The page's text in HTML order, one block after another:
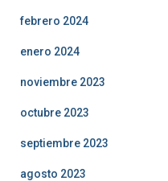
febrero 2024
enero 2024
noviembre 2023
octubre 2023
septiembre 2023
agosto 2023